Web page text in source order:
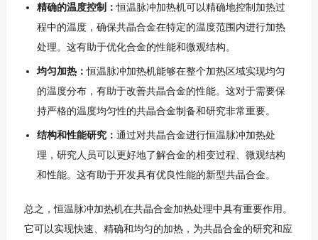
精确的温度控制：恒温脉冲加热机可以精确地控制加热过
程中的温度，确保共晶合金在特定的温度范围内进行加热
处理。这有助于优化合金的性能和微观结构。
均匀加热：恒温脉冲加热机能够在整个加热区域实现均匀
的温度分布，有助于改善共晶合金的性能。这对于需要保
持严格的温度均匀性的共晶合金制备和研究非常重要。
结构和性能研究： 通过对共晶合金进行恒温脉冲加热处
理，研究人员可以更好地了解合金的相变过程、微观结构
和性能。这有助于开发具有优良性能的新型共晶合金。
总之，恒温脉冲加热机在共晶合金加热处理中具有重要作用。
它可以实现快速、精确和均匀的加热，为共晶合金的研究和应